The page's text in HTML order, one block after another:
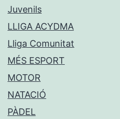
Juvenils
LLIGA ACYDMA
Lliga Comunitat
MÉS ESPORT
MOTOR
NATACIÓ
PÀDEL